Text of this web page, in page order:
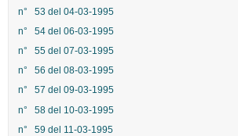
n° 53 del 04-03-1995
n° 54 del 06-03-1995
n° 55 del 07-03-1995
n° 56 del 08-03-1995
n° 57 del 09-03-1995
n° 58 del 10-03-1995
n° 59 del 11-03-1995